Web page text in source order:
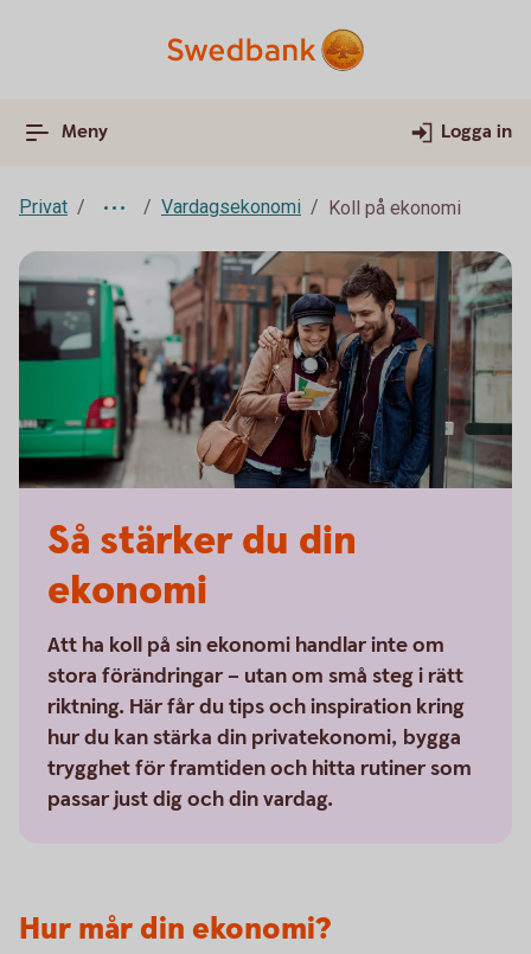
Meny Logga in
Privat Vardagsekonomi Koll på ekonomi
Så stärker du din
ekonomi
Att ha koll på sin ekonomi handlar inte om
stora förändringar – utan om små steg i rätt
riktning. Här får du tips och inspiration kring
hur du kan stärka din privatekonomi, bygga
trygghet för framtiden och hitta rutiner som
passar just dig och din vardag.
Hur mår din ekonomi?